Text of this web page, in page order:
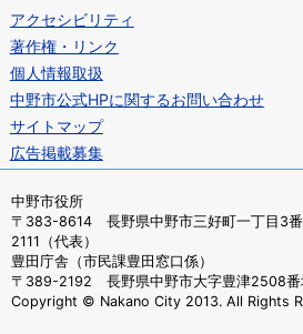
アクセシビリティ
著作権・リンク
個人情報取扱
中野市公式HPに関するお問い合わせ
サイトマップ
広告掲載募集
中野市役所
〒383-8614 長野県中野市三好町一丁目3
2111（代表）
豊田庁舎（市民課豊田窓口係）
〒389-2192 長野県中野市大字豊津2508
Copyright © Nakano City 2013. All Rights